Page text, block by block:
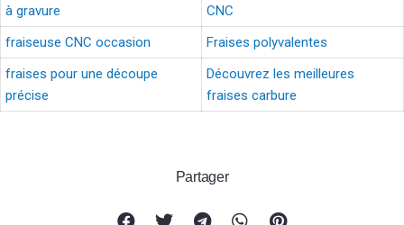
à gravure
CNC
fraiseuse CNC occasion
Fraises polyvalentes
fraises pour une découpe
précise
Découvrez les meilleures
fraises carbure
Partager